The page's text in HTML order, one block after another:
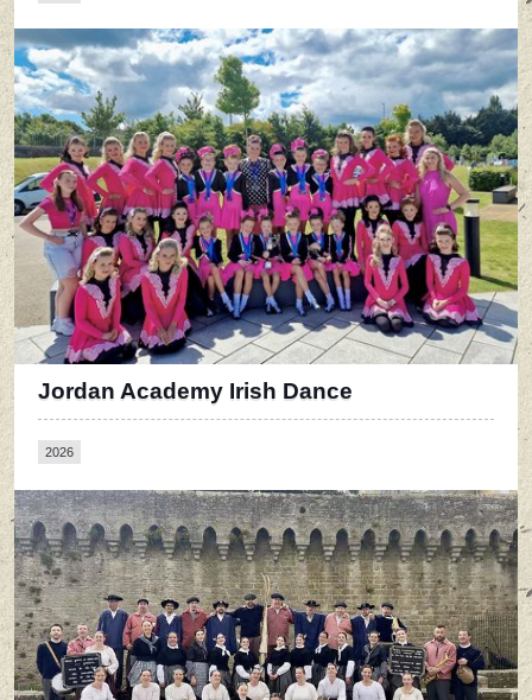
Jordan Academy Irish Dance
2026